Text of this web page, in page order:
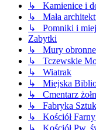
↳ Kamienice i
↳ Mała
↳ Pomniki i
Zabytki
↳ Mury obronne
↳ Tczewskie
↳ Wiatrak
↳ Miejska
↳ Cmentarz
↳ Fabryka
↳ Kościół Farny